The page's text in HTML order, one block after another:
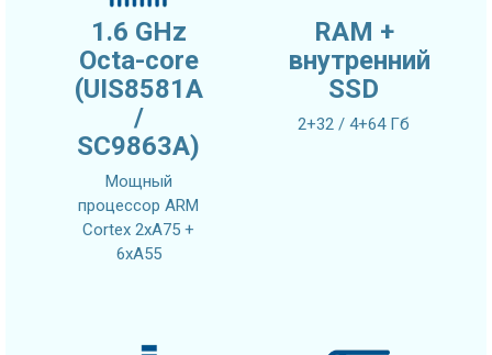
1.6 GHz
Octa-core
(UIS8581A
/
SC9863A)
Мощный
процессор ARM
Cortex 2xA75 +
6xA55
RAM +
внутренний
SSD
2+32 / 4+64 Гб